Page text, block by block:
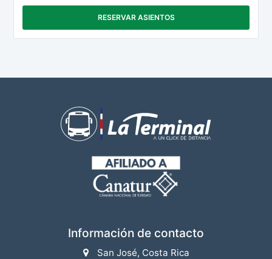
RESERVAR ASIENTOS
Información de contacto
San José, Costa Rica